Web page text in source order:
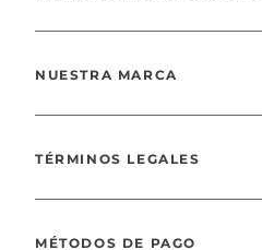
NUESTRA MARCA
TÉRMINOS LEGALES
MÉTODOS DE PAGO